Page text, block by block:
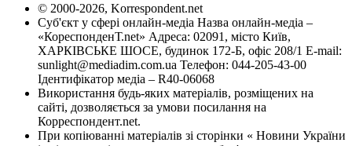
© 2000-2026, Korrespondent.net
Суб'єкт у сфері онлайн-медіа Назва онлайн-медіа –
«КореспонденТ.net» Адреса: 02091, місто Київ,
ХАРКІВСЬКЕ ШОСЕ, будинок 172-Б, офіс 208/1 E-mail:
sunlight@mediadim.com.ua Телефон: 044-205-43-00
Ідентифікатор медіа – R40-06068
Використання будь-яких матеріалів, розміщених на
сайті, дозволяється за умови посилання на
Корреспондент.net.
При копіюванні матеріалів зі сторінки « Новини України